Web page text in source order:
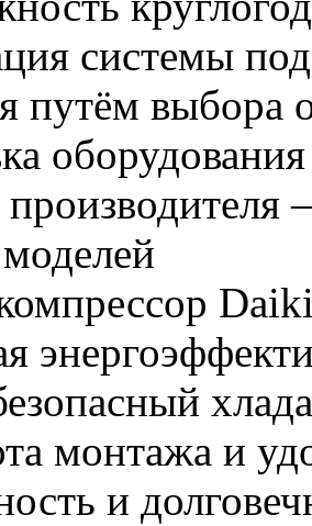
системы
путём выбора
монтажа и
и